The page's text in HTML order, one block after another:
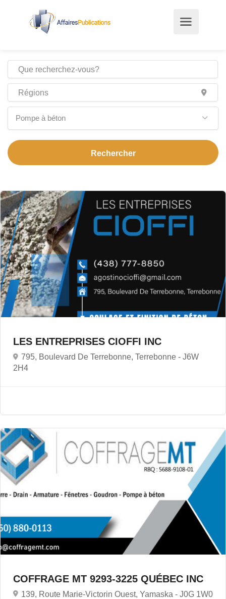
Pompe à béton
LES ENTREPRISES CIOFFI INC
795, Boulevard De Terrebonne, Terrebonne - J6W
2H4
COFFRAGE MT 9293-3225 QUÉBEC INC
139, Route Marie-Victorin Ouest, Yamaska - J0G 1W0